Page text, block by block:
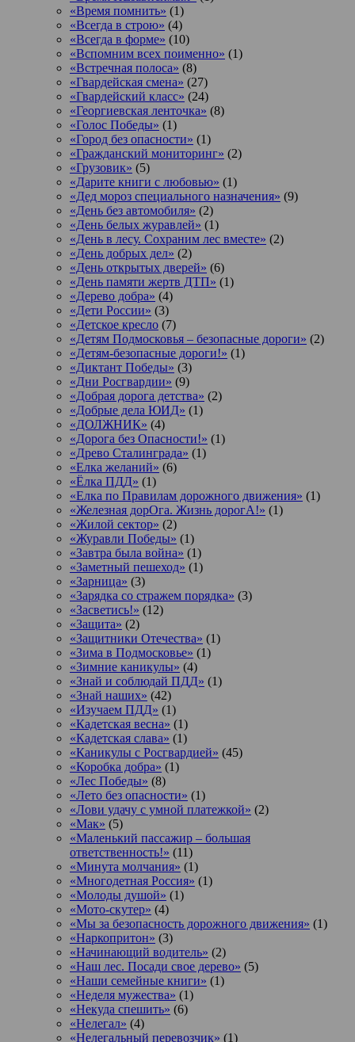
«Время помнить» (1)
«Всегда в строю» (4)
«Всегда в форме» (10)
«Вспомним всех поименно» (1)
«Встречная полоса» (8)
«Гвардейская смена» (27)
«Гвардейский класс» (24)
«Георгиевская ленточка» (8)
«Голос Победы» (1)
«Город без опасности» (1)
«Гражданский мониторинг» (2)
«Грузовик» (5)
«Дарите книги с любовью» (1)
«Дед мороз специального назначения» (9)
«День без автомобиля» (2)
«День белых журавлей» (1)
«День в лесу. Сохраним лес вместе» (2)
«День добрых дел» (2)
«День открытых дверей» (6)
«День памяти жертв ДТП» (1)
«Дерево добра» (4)
«Дети России» (3)
«Детское кресло (7)
«Детям Подмосковья – безопасные дороги» (2)
«Детям-безопасные дороги!» (1)
«Диктант Победы» (3)
«Дни Росгвардии» (9)
«Добрая дорога детства» (2)
«Добрые дела ЮИД» (1)
«ДОЛЖНИК» (4)
«Дорога без Опасности!» (1)
«Древо Сталинграда» (1)
«Елка желаний» (6)
«Ёлка ПДД» (1)
«Елка по Правилам дорожного движения» (1)
«Железная дорОга. Жизнь дорогА!» (1)
«Жилой сектор» (2)
«Журавли Победы» (1)
«Завтра была война» (1)
«Заметный пешеход» (1)
«Зарница» (3)
«Зарядка со стражем порядка» (3)
«Засветись!» (12)
«Защита» (2)
«Защитники Отечества» (1)
«Зима в Подмосковье» (1)
«Зимние каникулы» (4)
«Знай и соблюдай ПДД» (1)
«Знай наших» (42)
«Изучаем ПДД» (1)
«Кадетская весна» (1)
«Кадетская слава» (1)
«Каникулы с Росгвардией» (45)
«Коробка добра» (1)
«Лес Победы» (8)
«Лето без опасности» (1)
«Лови удачу с умной платежкой» (2)
«Мак» (5)
«Маленький пассажир – большая
ответственность!» (11)
«Минута молчания» (1)
«Многодетная Россия» (1)
«Молоды душой» (1)
«Мото-скутер» (4)
«Мы за безопасность дорожного движения» (1)
«Наркопритон» (3)
«Начинающий водитель» (2)
«Наш лес. Посади свое дерево» (5)
«Наши семейные книги» (1)
«Неделя мужества» (1)
«Некуда спешить» (6)
«Нелегал» (4)
«Нелегальный перевозчик» (1)